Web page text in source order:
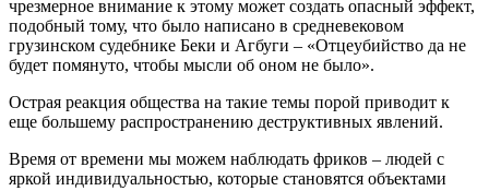
чрезмерное внимание к этому может создать опасный эффект,
подобный тому, что было написано в средневековом
грузинском судебнике Беки и Агбуги – «Отцеубийство да не
будет помянуто, чтобы мысли об оном не было».
Острая реакция общества на такие темы порой приводит к
еще большему распространению деструктивных явлений.
Время от времени мы можем наблюдать фриков – людей с
яркой индивидуальностью, которые становятся объектами